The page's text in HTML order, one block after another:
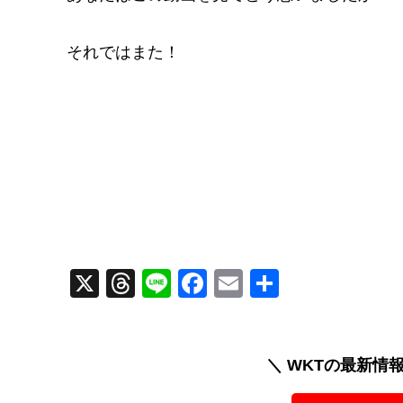
それではまた！
X
T
Li
F
E
＼ WKTの最新情